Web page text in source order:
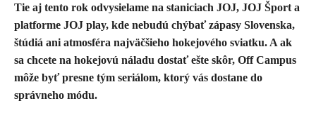
Tie aj tento rok odvysielame na staniciach JOJ, JOJ Šport a
platforme JOJ play, kde nebudú chýbať zápasy Slovenska,
štúdiá ani atmosféra najväčšieho hokejového sviatku. A ak
sa chcete na hokejovú náladu dostať ešte skôr, Off Campus
môže byť presne tým seriálom, ktorý vás dostane do
správneho módu.